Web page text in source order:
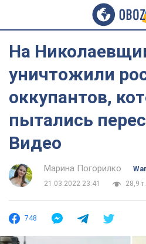
На
уничтожили
оккупантов,
пытались
Видео
Марина Погорилко
War
21.03.2022 23:41
28,9 т.
748